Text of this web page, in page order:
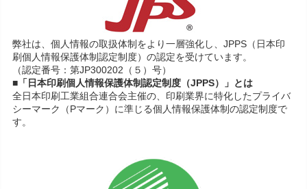
弊社は、個人情報の取扱体制をより一層強化し、JPPS（日本印
刷個人情報保護体制認定制度）の認定を受けています。
（認定番号：第JP300202（５）号）
■「日本印刷個人情報保護体制認定制度（JPPS）」とは
全日本印刷工業組合連合会主催の、印刷業界に特化したプライバ
シーマーク（Pマーク）に準じる個人情報保護体制の認定制度で
す。